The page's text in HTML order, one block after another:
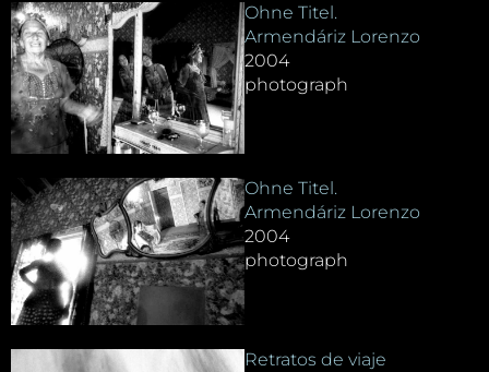
Ohne Titel.
Armendáriz Lorenzo
2004
photograph
Ohne Titel.
Armendáriz Lorenzo
2004
photograph
Retratos de viaje